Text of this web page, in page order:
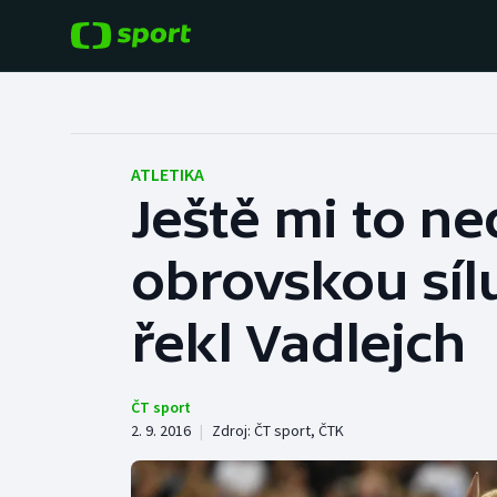
Hokej
Tenis
Atletika
Baseball a softbal
Basketbal
Biatlon
ATLETIKA
Ještě mi to
obrovskou
řekl Vadlejch
ČT sport
2. 9. 2016 | Zdroj: ČT sport, ČTK